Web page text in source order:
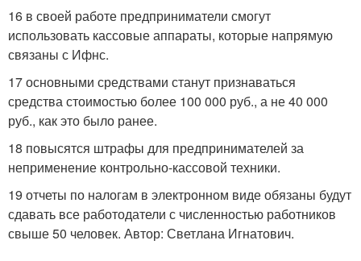
16 в своей работе предприниматели смогут
использовать кассовые аппараты, которые напрямую
связаны с Ифнс.
17 основными средствами станут признаваться
средства стоимостью более 100 000 руб., а не 40 000
руб., как это было ранее.
18 повысятся штрафы для предпринимателей за
неприменение контрольно-кассовой техники.
19 отчеты по налогам в электронном виде обязаны будут
сдавать все работодатели с численностью работников
свыше 50 человек. Автор: Светлана Игнатович.